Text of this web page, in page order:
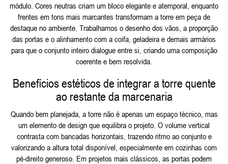
módulo. Cores neutras criam um bloco elegante e atemporal, enquanto
frentes em tons mais marcantes transformam a torre em peça de
destaque no ambiente. Trabalhamos o desenho dos vãos, a proporção
das portas e o alinhamento com a coifa, geladeira e demais armários
para que o conjunto inteiro dialogue entre si, criando uma composição
coerente e bem resolvida.
Benefícios estéticos de integrar a torre quente
ao restante da marcenaria
Quando bem planejada, a torre não é apenas um espaço técnico, mas
um elemento de design que equilibra o projeto. O volume vertical
contrasta com bancadas horizontais, trazendo ritmo ao conjunto e
valorizando a altura total disponível, especialmente em cozinhas com
pé-direito generoso. Em projetos mais clássicos, as portas podem